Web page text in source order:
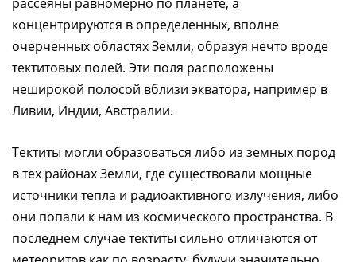
концентрируются в определенных, вполне
очерченных областях Земли, образуя нечто вроде
тектитовых полей. Эти поля расположены
неширокой полосой вблизи экватора, например в
Ливии, Индии, Австралии.
Тектиты могли образоваться либо из земных пород
в тех районах Земли, где существовали мощные
источники тепла и радиоактивного излучения, либо
они попали к нам из космического пространства. В
последнем случае тектиты сильно отличаются от